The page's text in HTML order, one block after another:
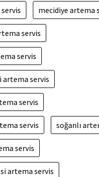
mecidiye artema
servis
servis
servis
servis
servis soğanlı
servis
artema servis